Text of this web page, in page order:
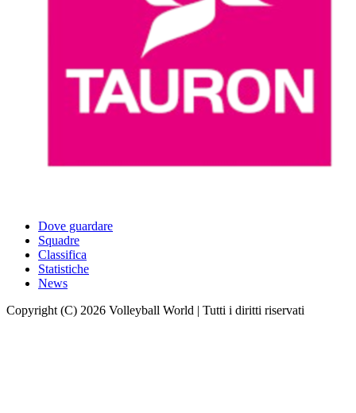
Dove guardare
Squadre
Classifica
Statistiche
News
Copyright (C) 2026 Volleyball World | Tutti i diritti riservati